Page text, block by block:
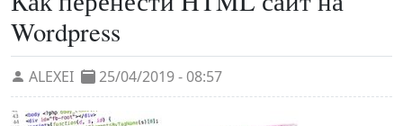
Wordpress
ALEXEI 25/04/2019 - 08:57